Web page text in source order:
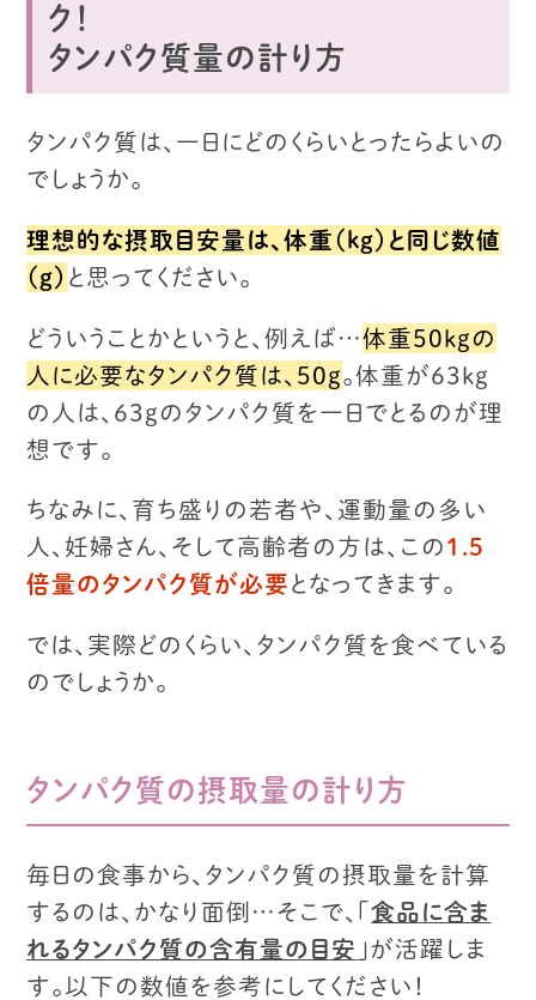
ク！
タンパク質量の計り方
タンパク質は、一日にどのくらいとったらよいの
でしょうか。
理想的な摂取目安量は、体重（kg）と同じ数値
（g） と思ってください。
どういうことかというと、例えば…体重５０kgの
人に必要なタンパク質は、５０g。体重が６３kg
の人は、６３gのタンパク質を一日でとるのが理
想です。
ちなみに、育ち盛りの若者や、運動量の多い
人、妊婦さん、 そして高齢者の方は、この １.５
倍量のタンパク質が必要 となってきます。
では、実際どのくらい、タンパク質を食べている
のでしょうか。
タンパク質の摂取量の計り方
毎日の食事から、タンパク質の摂取量を計算
するのは、かなり面倒… そこで、「食品に含ま
れるタンパク質の含有量の目安 」が活躍しま
す。 以下の数値を参考にしてください！